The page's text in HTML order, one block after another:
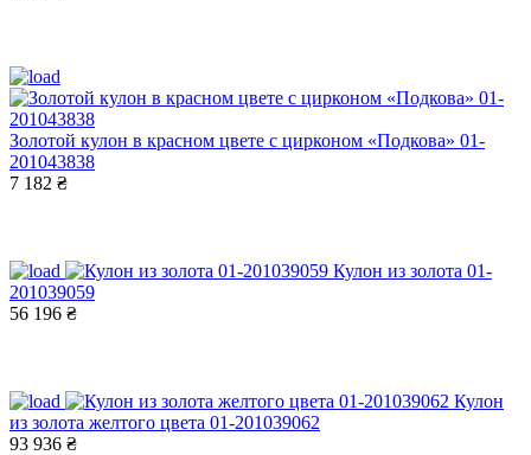
Золотой кулон в красном цвете с цирконом «Подкова» 01-
201043838
7 182 ₴
Кулон из золота 01-
201039059
56 196 ₴
Кулон
из золота желтого цвета 01-201039062
93 936 ₴